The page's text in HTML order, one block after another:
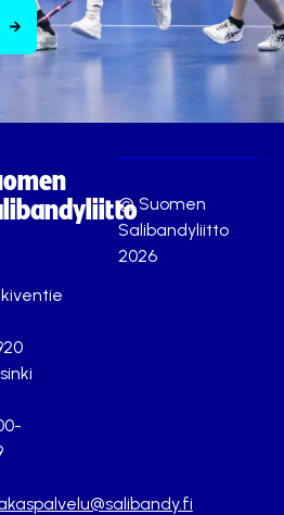
© Suomen
Salibandyliitto
2026